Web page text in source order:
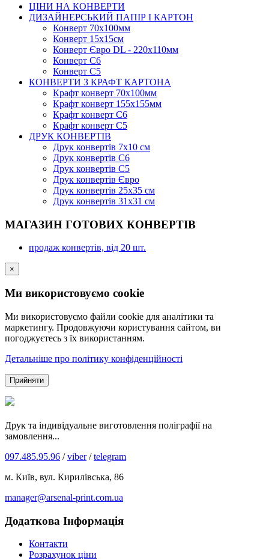
ЦІНИ НА КОНВЕРТИ
ДИЗАЙНЕРСЬКИЙ ПАПІР І КАРТОН
Конверт 70х100мм
Конверт 15х15см
Конверт Євро DL - 220x110мм
Конверт С6
Конверт С5
КОНВЕРТИ З КРАФТ КАРТОНА
Крафт конверт 70х100мм
Крафт конверт 155х155мм
Крафт конверт С6
Крафт конверт С5
ДРУК КОНВЕРТІВ
Друк конвертів 7х10 см
Друк конвертів С6
Друк конвертів С5
Друк конвертів Євро
Друк конвертів 25х35 см
Друк конвертів 31х31 см
МАГАЗИН ГОТОВИХ КОНВЕРТІВ
продаж конвертів, від 20 шт.
×
Ми використовуємо cookie
Ми використовуємо файли cookie для аналітики та
маркетингу. Продовжуючи користування сайтом, ви
погоджуєтесь з їх використанням.
Детальніше про політику конфіденційності
Прийняти
Друк та індивідуальне виготовлення поліграфії на
замовлення...
097.485.95.96 /viber/telegram
м. Київ, вул. Кирилівська, 86
manager@arsenal-print.com.ua
Додаткова Інформація
Контакти
Розрахунок ціни